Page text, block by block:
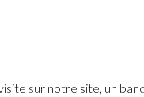
sur notre site, un